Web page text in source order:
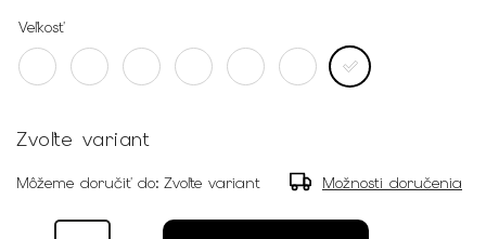
Veľkosť
Zvoľte variant
Môžeme doručiť do: Zvoľte variant Možnosti doručenia